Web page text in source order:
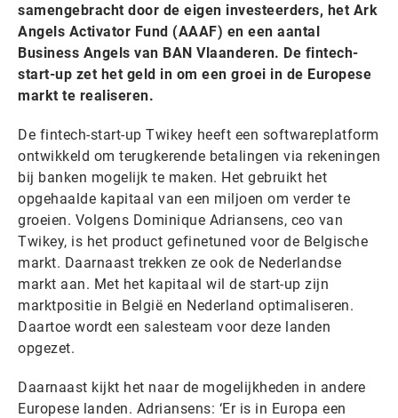
samengebracht door de eigen investeerders, het Ark
Angels Activator Fund (AAAF) en een aantal
Business Angels van BAN Vlaanderen. De fintech-
start-up zet het geld in om een groei in de Europese
markt te realiseren.
De fintech-start-up Twikey heeft een softwareplatform
ontwikkeld om terugkerende betalingen via rekeningen
bij banken mogelijk te maken. Het gebruikt het
opgehaalde kapitaal van een miljoen om verder te
groeien. Volgens Dominique Adriansens, ceo van
Twikey, is het product gefinetuned voor de Belgische
markt. Daarnaast trekken ze ook de Nederlandse
markt aan. Met het kapitaal wil de start-up zijn
marktpositie in België en Nederland optimaliseren.
Daartoe wordt een salesteam voor deze landen
opgezet.
Daarnaast kijkt het naar de mogelijkheden in andere
Europese landen. Adriansens: ‘Er is in Europa een